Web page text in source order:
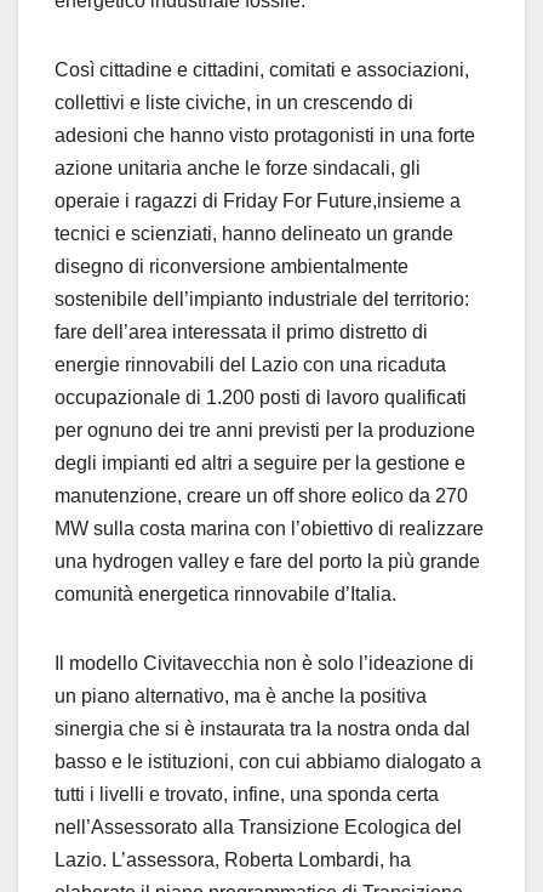
Così cittadine e cittadini, comitati e associazioni,
collettivi e liste civiche, in un crescendo di
adesioni che hanno visto protagonisti in una forte
azione unitaria anche le forze sindacali, gli
operaie i ragazzi di Friday For Future,insieme a
tecnici e scienziati, hanno delineato un grande
disegno di riconversione ambientalmente
sostenibile dell’impianto industriale del territorio:
fare dell’area interessata il primo distretto di
energie rinnovabili del Lazio con una ricaduta
occupazionale di 1.200 posti di lavoro qualificati
per ognuno dei tre anni previsti per la produzione
degli impianti ed altri a seguire per la gestione e
manutenzione, creare un off shore eolico da 270
MW sulla costa marina con l’obiettivo di realizzare
una hydrogen valley e fare del porto la più grande
comunità energetica rinnovabile d’Italia.
Il modello Civitavecchia non è solo l’ideazione di
un piano alternativo, ma è anche la positiva
sinergia che si è instaurata tra la nostra onda dal
basso e le istituzioni, con cui abbiamo dialogato a
tutti i livelli e trovato, infine, una sponda certa
nell’Assessorato alla Transizione Ecologica del
Lazio. L’assessora, Roberta Lombardi, ha